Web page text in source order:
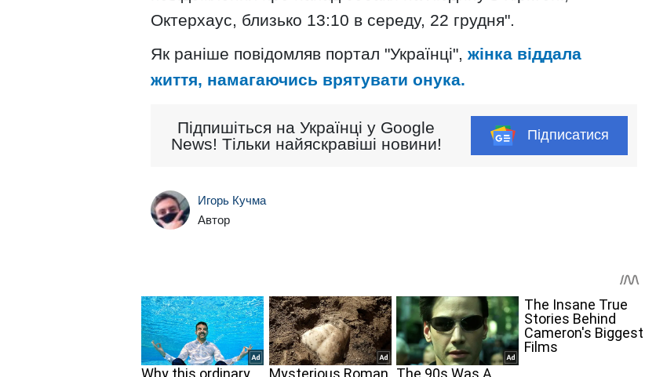
Октерхаус, близько 13:10 в середу, 22 грудня".
Як раніше повідомляв портал "Українці", жінка віддала
життя, намагаючись врятувати онука.
Підпишіться на Українці у Google
News! Тільки найяскравіші новини!
Підписатися
Игорь Кучма
Автор